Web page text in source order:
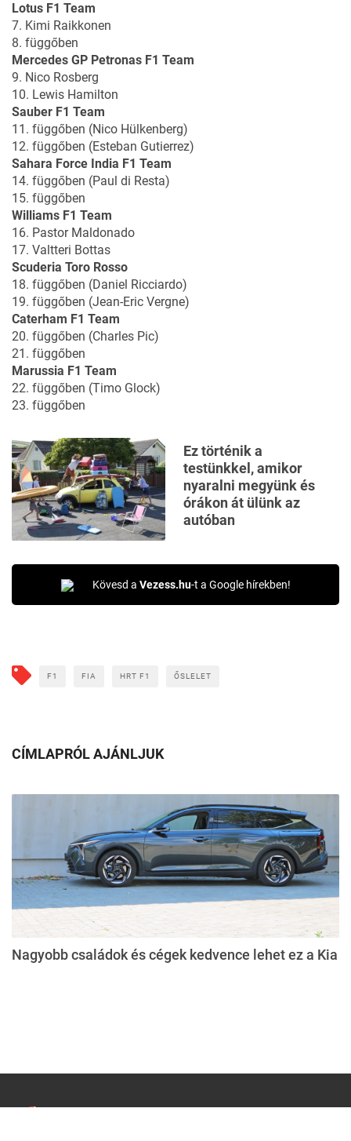
Lotus F1 Team
7. Kimi Raikkonen
8. függőben
Mercedes GP Petronas F1 Team
9. Nico Rosberg
10. Lewis Hamilton
Sauber F1 Team
11. függőben (Nico Hülkenberg)
12. függőben (Esteban Gutierrez)
Sahara Force India F1 Team
14. függőben (Paul di Resta)
15. függőben
Williams F1 Team
16. Pastor Maldonado
17. Valtteri Bottas
Scuderia Toro Rosso
18. függőben (Daniel Ricciardo)
19. függőben (Jean-Eric Vergne)
Caterham F1 Team
20. függőben (Charles Pic)
21. függőben
Marussia F1 Team
22. függőben (Timo Glock)
23. függőben
Ez történik a
testünkkel, amikor
nyaralni megyünk és
órákon át ülünk az
autóban
Kövesd a Vezess.hu-t a Google hírekben!
F1 FIA HRT F1 ŐSLELET
CÍMLAPRÓL AJÁNLJUK
Nagyobb családok és cégek kedvence lehet ez a Kia